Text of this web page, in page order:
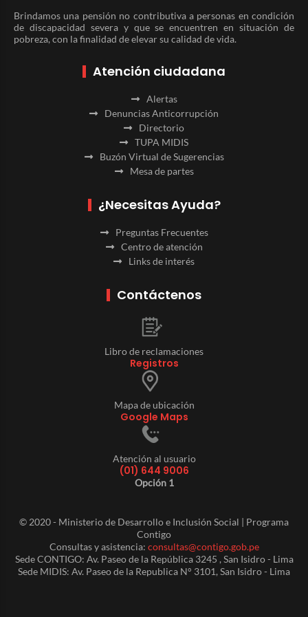
Brindamos una pensión no contributiva a personas en condición
de discapacidad severa y que se encuentren en situación de
pobreza, con la finalidad de elevar su calidad de vida.
Atención ciudadana
Alertas
Denuncias Anticorrupción
Directorio
TUPA MIDIS
Buzón Virtual de Sugerencias
Mesa de partes
¿Necesitas Ayuda?
Preguntas Frecuentes
Centro de atención
Links de interés
Contáctenos
Libro de reclamaciones
Registros
Mapa de ubicación
Google Maps
Atención al usuario
(01) 644 9006
Opción 1
© 2020 - Ministerio de Desarrollo e Inclusión Social | Programa
Contigo
Consultas y asistencia: consultas@contigo.gob.pe
Sede CONTIGO: Av. Paseo de la República 3245 , San Isidro - Lima
Sede MIDIS: Av. Paseo de la Republica N° 3101, San Isidro - Lima